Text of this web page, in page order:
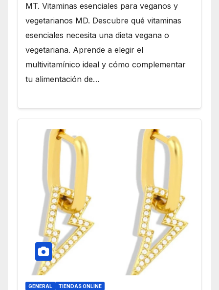
MT. Vitaminas esenciales para veganos y
vegetarianos MD. Descubre qué vitaminas
esenciales necesita una dieta vegana o
vegetariana. Aprende a elegir el
multivitamínico ideal y cómo complementar
tu alimentación de…
GENERAL TIENDAS ONLINE